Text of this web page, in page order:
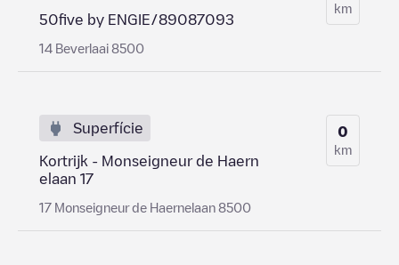
50five by ENGIE/89087093
14 Beverlaai 8500
km
Superfície
Kortrijk - Monseigneur de Haern
elaan 17
17 Monseigneur de Haernelaan 8500
0
km